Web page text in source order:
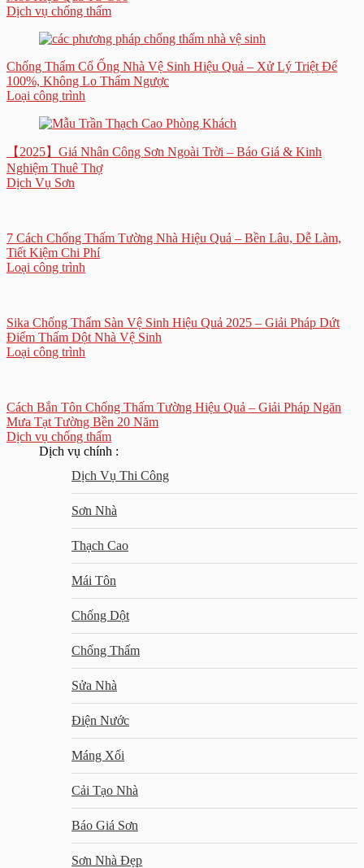
Dịch vụ chống thấm
Chống Thấm Cổ Ống Nhà Vệ Sinh Hiệu Quả – Xử Lý Triệt Để
100%, Không Lo Thấm Ngược
Loại công trình
【2025】Giá Nhân Công Sơn Ngoài Trời – Báo Giá & Kinh
Nghiệm Thuê Thợ
Dịch Vụ Sơn
7 Cách Chống Thấm Tường Nhà Hiệu Quả – Bền Lâu, Dễ Làm,
Tiết Kiệm Chi Phí
Loại công trình
Sika Chống Thấm Sàn Vệ Sinh Hiệu Quả 2025 – Giải Pháp Dứt
Điểm Thấm Dột Nhà Vệ Sinh
Loại công trình
Cách Bắn Tôn Chống Thấm Tường Hiệu Quả – Giải Pháp Ngăn
Mưa Tạt Tường Bền 20 Năm
Dịch vụ chống thấm
Dịch vụ chính :
Dịch Vụ Thi Công
Sơn Nhà
Thạch Cao
Mái Tôn
Chống Dột
Chống Thấm
Sửa Nhà
Điện Nước
Máng Xối
Cải Tạo Nhà
Báo Giá Sơn
Sơn Nhà Đẹp